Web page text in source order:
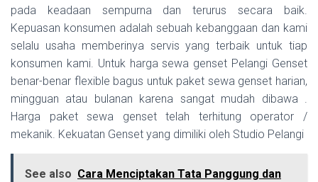
pada keadaan sempurna dan terurus secara baik.
Kepuasan konsumen adalah sebuah kebanggaan dan kami
selalu usaha memberinya servis yang terbaik untuk tiap
konsumen kami. Untuk harga sewa genset Pelangi Genset
benar-benar flexible bagus untuk paket sewa genset harian,
mingguan atau bulanan karena sangat mudah dibawa .
Harga paket sewa genset telah terhitung operator /
mekanik. Kekuatan Genset yang dimiliki oleh Studio Pelangi
See also Cara Menciptakan Tata Panggung dan